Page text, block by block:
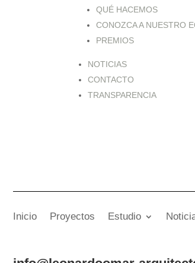
QUÉ HACEMOS
CONOZCA A NUESTRO
PREMIOS
NOTICIAS
CONTACTO
TRANSPARENCIA
Inicio Proyectos Estudio